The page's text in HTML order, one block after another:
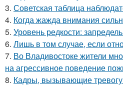
3. Советская таблица
4. Когда жажда внимания
5. Уровень редкости:
6. Лишь в том случае, если
7. Во Владивостоке жители
на агрессивное поведение
8. Кадры, вызывающие